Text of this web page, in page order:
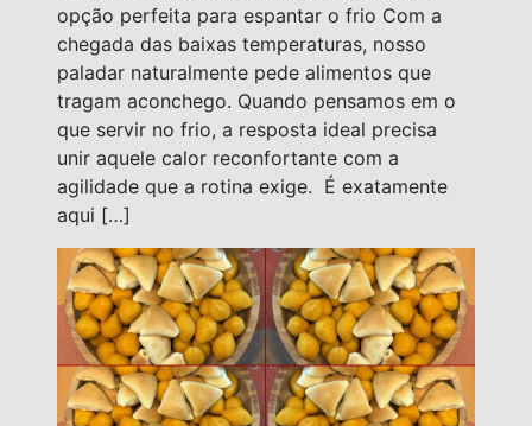
opção perfeita para espantar o frio Com a
chegada das baixas temperaturas, nosso
paladar naturalmente pede alimentos que
tragam aconchego. Quando pensamos em o
que servir no frio, a resposta ideal precisa
unir aquele calor reconfortante com a
agilidade que a rotina exige. É exatamente
aqui […]